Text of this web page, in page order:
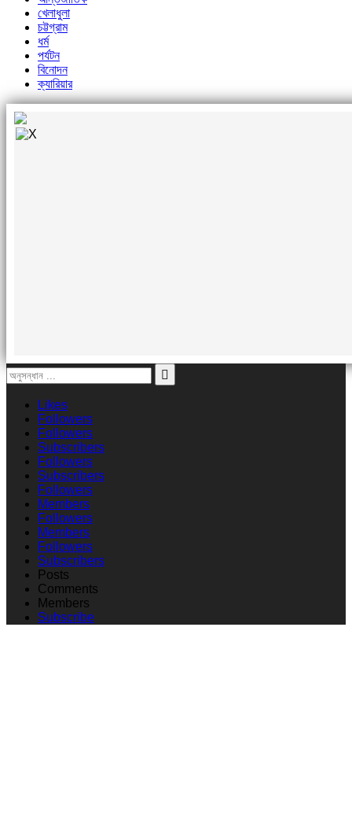
খেলাধুলা
চট্টগ্রাম
ধর্ম
পর্যটন
বিনোদন
ক্যারিয়ার
Likes
Followers
Followers
Subscribers
Followers
Subscribers
Followers
Members
Followers
Members
Followers
Subscribers
Posts
Comments
Members
Subscribe